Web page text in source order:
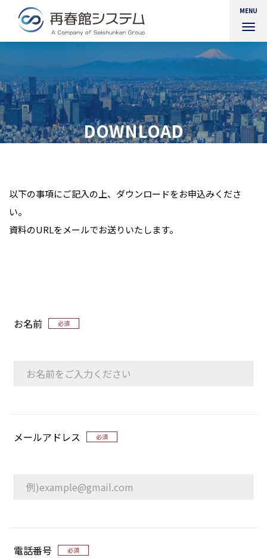
MENU
ゲ
シ
ョ
ン
を
切
DOWNLOAD
以下の事項にご記入の上、ダウンロードをお申込みくださ
い。
資料のURLをメールでお送りいたします。
お名前 必須
メールアドレス 必須
電話番号 必須